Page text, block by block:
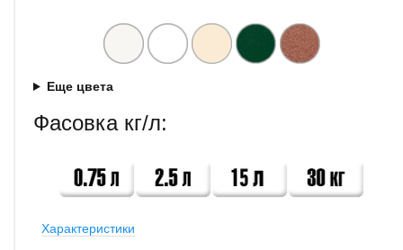
Еще цвета
Фасовка кг/л:
Характеристики